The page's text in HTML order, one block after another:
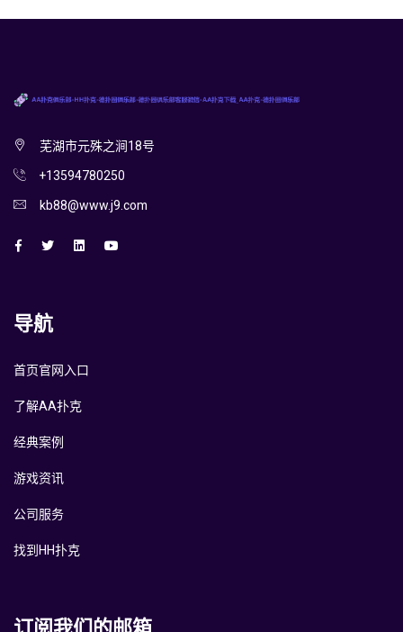
芜湖市元殊之涧18号
+13594780250
kb88@www.j9.com
导航
首页官网入口
了解AA扑克
经典案例
游戏资讯
公司服务
找到HH扑克